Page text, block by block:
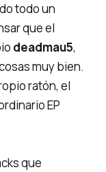
todo un
que el
deadmau5,
muy bien.
ratón, el
EP
que